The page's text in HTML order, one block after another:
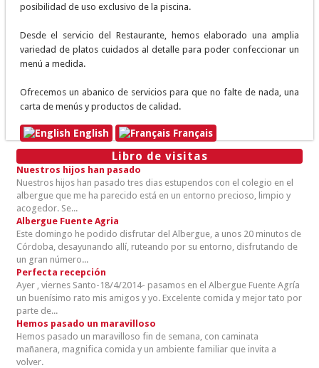
posibilidad de uso exclusivo de la piscina.
Desde el servicio del Restaurante, hemos elaborado una amplia
variedad de platos cuidados al detalle para poder confeccionar un
menú a medida.
Ofrecemos un abanico de servicios para que no falte de nada, una
carta de menús y productos de calidad.
English Français
Libro de visitas
Nuestros hijos han pasado
Nuestros hijos han pasado tres dias estupendos con el colegio en el
albergue que me ha parecido está en un entorno precioso, limpio y
acogedor. Se...
Albergue Fuente Agria
Este domingo he podido disfrutar del Albergue, a unos 20 minutos de
Córdoba, desayunando allí, ruteando por su entorno, disfrutando de
un gran número...
Perfecta recepción
Ayer , viernes Santo-18/4/2014- pasamos en el Albergue Fuente Agría
un buenísimo rato mis amigos y yo. Excelente comida y mejor tato por
parte de...
Hemos pasado un maravilloso
Hemos pasado un maravilloso fin de semana, con caminata
mañanera, magnifica comida y un ambiente familiar que invita a
volver.